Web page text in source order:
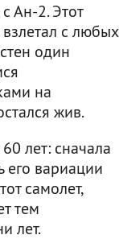
Ан-2. Этот
с любых
один
на
жив.
лет: сначала
его вариации
самолет,
тем
лет.